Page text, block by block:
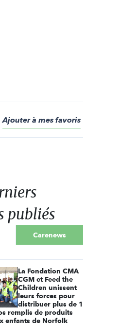
Ajouter à mes favoris
publiés
Carenews
La Fondation CMA
CGM et Feed the
Children unissent
leurs forces pour
distribuer plus de 1
remplis de produits
enfants de Norfolk